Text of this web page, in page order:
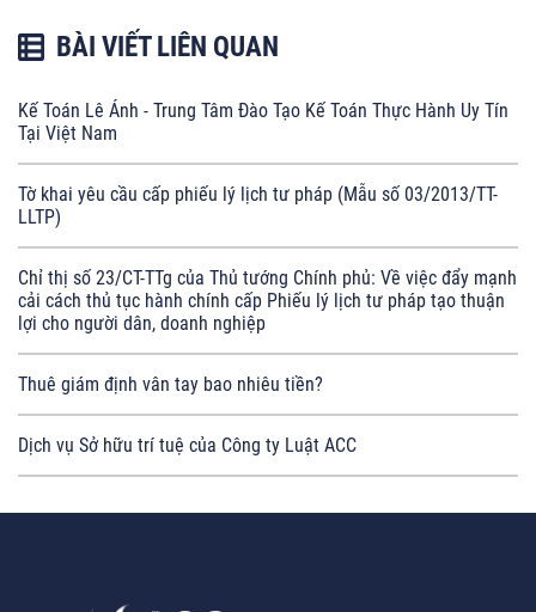
BÀI VIẾT LIÊN QUAN
Kế Toán Lê Ánh - Trung Tâm Đào Tạo Kế Toán Thực Hành Uy Tín
Tại Việt Nam
Tờ khai yêu cầu cấp phiếu lý lịch tư pháp (Mẫu số 03/2013/TT-
LLTP)
Chỉ thị số 23/CT-TTg của Thủ tướng Chính phủ: Về việc đẩy mạnh
cải cách thủ tục hành chính cấp Phiếu lý lịch tư pháp tạo thuận
lợi cho người dân, doanh nghiệp
Thuê giám định vân tay bao nhiêu tiền?
Dịch vụ Sở hữu trí tuệ của Công ty Luật ACC